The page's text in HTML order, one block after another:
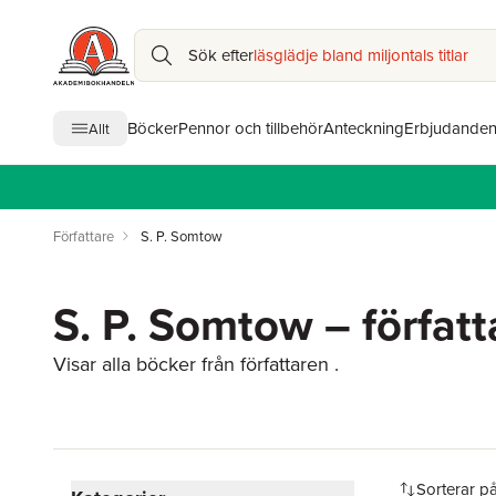
Sök efterläsglädje bland miljontals titlar
Allt BöckerPennor och tillbehörAnteckningErbjudanden
Författare S. P. Somtow
S. P. Somtow –
Visar alla böcker från författaren .
Sorterar